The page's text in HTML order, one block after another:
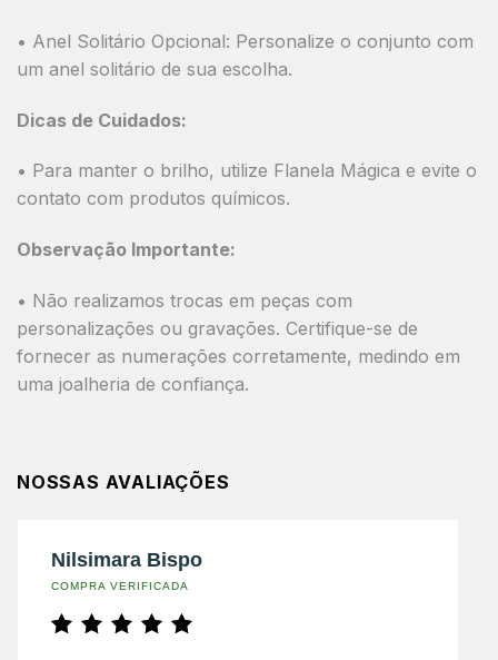
• Anel Solitário Opcional: Personalize o conjunto com
um anel solitário de sua escolha.
Dicas de Cuidados:
• Para manter o brilho, utilize Flanela Mágica e evite o
contato com produtos químicos.
Observação Importante:
• Não realizamos trocas em peças com
personalizações ou gravações. Certifique-se de
fornecer as numerações corretamente, medindo em
uma joalheria de confiança.
NOSSAS AVALIAÇÕES
Nilsimara Bispo
COMPRA VERIFICADA